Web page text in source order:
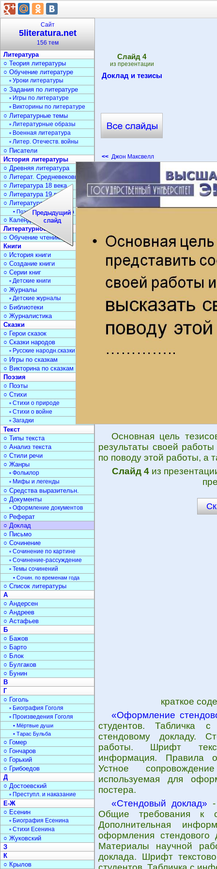
Cлайд 4
из презентации
Доклад и тезисы
<< Джон Максвелл
Основная цель
результаты своей
по поводу этой работы,
Слайд 4 из
краткое
«Оформление
студентов. Табличка
стендовому докладу.
работы. Шрифт
информация. Правила
Устное
используемая для
постера.
«Стендовый доклад»
Общие требования к
Дополнительная
оформления
Материалы научной
доклада. Шрифт
Сайт
5literatura.net
156 тем
Литература
○ Теория литературы
○ Обучение литературе
▫ Уроки литературы
○ Задания по литературе
▫ Игры по литературе
▫ Викторины по литературе
○ Литературные темы
▫ Литературные образы
▫ Военная литература
▫ Литер. Отечеств. войны
○ Писатели
История литературы
○ Древняя литература
○ Литерат. Средневековья
○ Литература 18 века
○ Литература 19 века
○ Литература 20 века
• Поэзия Серебрян. века
○ Календарь дат
Литературное чтение
○ Обучение чтению
Книги
○ История книги
○ Создание книги
○ Серии книг
▫ Детские книги
○ Журналы
▫ Детские журналы
○ Библиотеки
○ Журналистика
Сказки
○ Герои сказок
○ Сказки народов
▫ Русские народн.сказки
○ Игры по сказкам
○ Викторина по сказкам
Поэзия
○ Поэты
○ Стихи
▫ Стихи о природе
▫ Стихи о войне
▫ Загадки
Текст
○ Типы текста
○ Анализ текста
○ Стили речи
○ Жанры
▫ Фольклор
▫ Мифы и легенды
○ Средства выразительн.
○ Документы
▫ Оформление документов
○ Реферат
○ Доклад
○ Письмо
○ Сочинение
▫ Сочинение по картине
▫ Сочинение-рассуждение
▫ Темы сочинений
• Сочин. по временам года
○ Список литературы
А
○ Андерсен
○ Андреев
○ Астафьев
Б
○ Бажов
○ Барто
○ Блок
○ Булгаков
○ Бунин
В
Г
○ Гоголь
▫ Биография Гоголя
▫ Произведения Гоголя
• Мёртвые души
• Тарас Бульба
○ Гомер
○ Гончаров
○ Горький
○ Грибоедов
Д
○ Достоевский
▫ Преступл. и наказание
Е-Ж
○ Есенин
▫ Биография Есенина
▫ Стихи Есенина
○ Жуковский
З
К
○ Крылов